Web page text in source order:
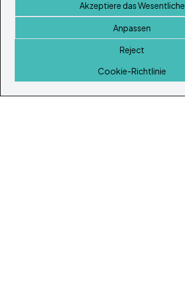
Akzeptiere das Wesentliche
Anpassen
Reject
Cookie-Richtlinie